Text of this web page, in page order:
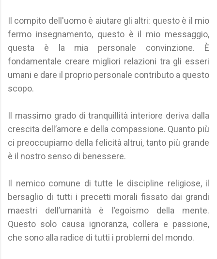
Il compito dell'uomo è aiutare gli altri: questo è il mio
fermo insegnamento, questo è il mio messaggio,
questa è la mia personale convinzione. È
fondamentale creare migliori relazioni tra gli esseri
umani e dare il proprio personale contributo a questo
scopo.
Il massimo grado di tranquillità interiore deriva dalla
crescita dell’amore e della compassione. Quanto più
ci preoccupiamo della felicità altrui, tanto più grande
è il nostro senso di benessere.
Il nemico comune di tutte le discipline religiose, il
bersaglio di tutti i precetti morali fissato dai grandi
maestri dell’umanità è l’egoismo della mente.
Questo solo causa ignoranza, collera e passione,
che sono alla radice di tutti i problemi del mondo.